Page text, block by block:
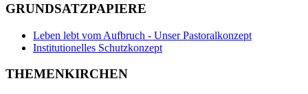
GRUNDSATZPAPIERE
Leben lebt vom Aufbruch - Unser Pastoralkonzept
Institutionelles Schutzkonzept
THEMENKIRCHEN